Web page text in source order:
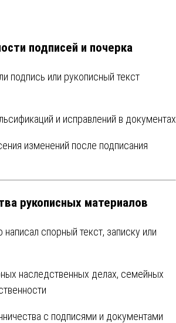
подписей и почерка
подпись или рукописный текст
и исправлений в документах
изменений после подписания
рукописных материалов
спорный текст, записку или
наследственных делах, семейных
с подписями и документами